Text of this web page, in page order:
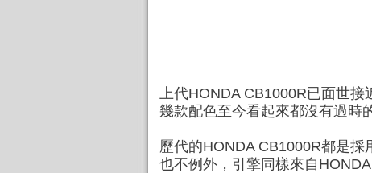
上代HONDA CB1000R已面世
幾款配色至今看起來都沒有過時
歷代的HONDA CB1000R都是
也不例外，引擎同樣來自